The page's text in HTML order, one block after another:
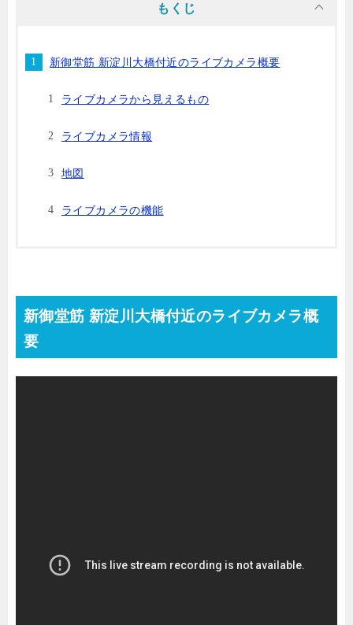
もくじ
新御堂筋 新淀川大橋付近のライブカメラ概要
ライブカメラから見えるもの
ライブカメラ情報
地図
ライブカメラの機能
新御堂筋 新淀川大橋付近のライブカメラ概
要